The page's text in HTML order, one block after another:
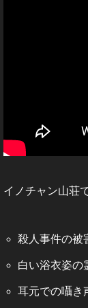
イノチャン山荘
殺人事件の被
白い浴衣姿の
耳元での囁き